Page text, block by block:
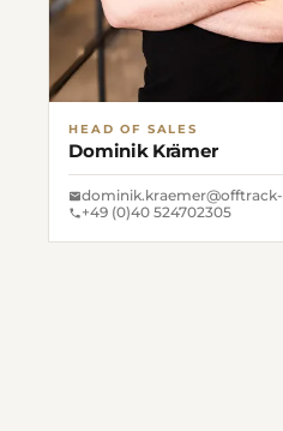
HEAD OF SALES
Dominik Krämer
+49 (0)40 524702305